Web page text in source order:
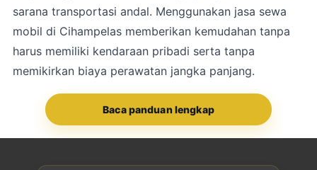
sarana transportasi andal. Menggunakan jasa sewa
mobil di Cihampelas memberikan kemudahan tanpa
harus memiliki kendaraan pribadi serta tanpa
memikirkan biaya perawatan jangka panjang.
Baca panduan lengkap